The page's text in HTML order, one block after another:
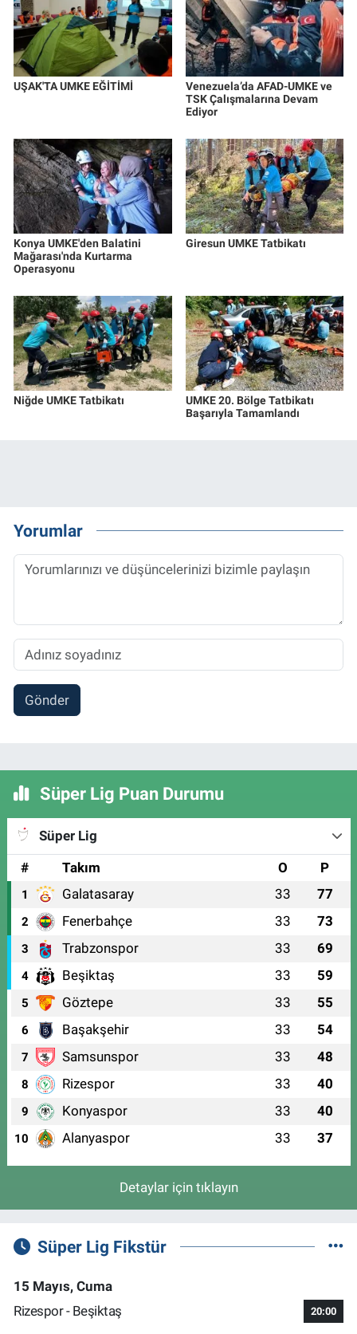
UŞAK'TA UMKE EĞİTİMİ
Venezuela’da AFAD-UMKE ve
TSK Çalışmalarına Devam
Ediyor
Konya UMKE'den Balatini
Mağarası'nda Kurtarma
Operasyonu
Giresun UMKE Tatbikatı
Niğde UMKE Tatbikatı
UMKE 20. Bölge Tatbikatı
Başarıyla Tamamlandı
Yorumlar
Gönder
Süper Lig Puan Durumu
Süper Lig
#
Takım O P
1 Galatasaray 33 77
2 Fenerbahçe 33 73
3 Trabzonspor 33 69
4 Beşiktaş 33 59
5 Göztepe 33 55
6 Başakşehir 33 54
7 Samsunspor 33 48
8 Rizespor 33 40
9 Konyaspor 33 40
10 Alanyaspor 33 37
Detaylar için tıklayın
Süper Lig Fikstür
15 Mayıs, Cuma
Rizespor - Beşiktaş
20:00